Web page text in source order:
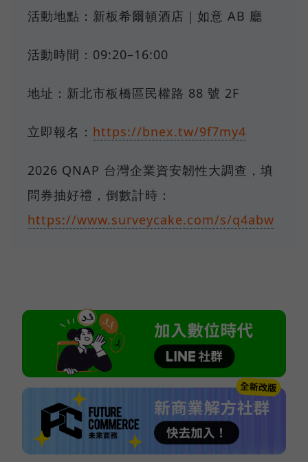
活動地點：新板希爾頓酒店｜如意 AB 廳
活動時間：09:20–16:00
地址：新北市板橋區民權路 88 號 2F
立即報名： https://bnex.tw/9f7my4
2026 QNAP 台灣企業資安韌性大調查，填
問券抽好禮，倒數計時：
https://www.surveycake.com/s/q4abw